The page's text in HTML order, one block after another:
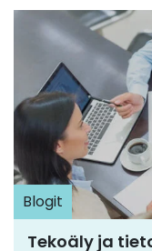
Blogit
Tekoäly ja